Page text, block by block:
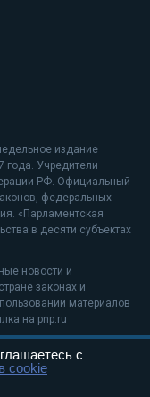
издание
года. Учредители
РФ. Официальный
федеральных
«Парламентская
в десяти субъектах
новости и
законах и
материалов
на pnp.ru
с
cookie